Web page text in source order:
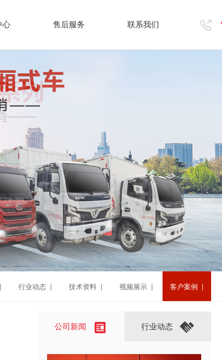
心 售后服务 联系我们
行业动态 | 技术资料 | 视频展示 | 客户案例 |
公司新闻 行业动态